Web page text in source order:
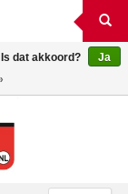
dat akkoord?
Ja